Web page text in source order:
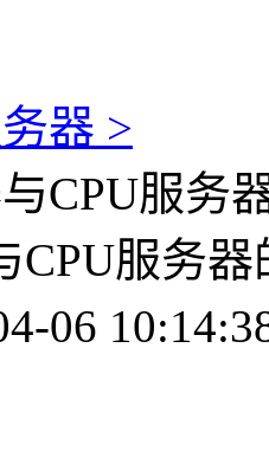
器 >
CPU服务
CPU服务
06